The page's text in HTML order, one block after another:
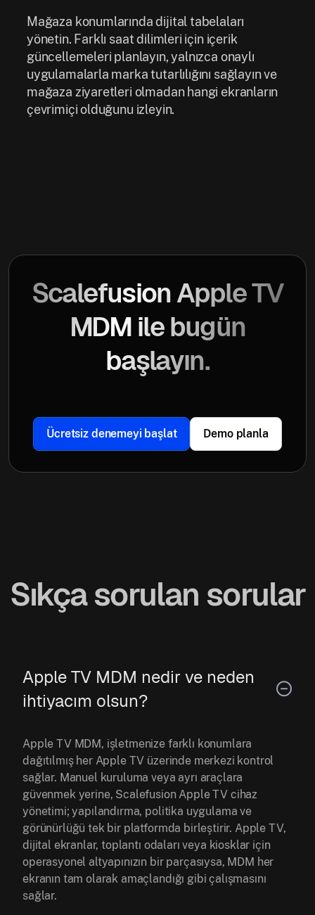
Mağaza konumlarında dijital tabelaları
yönetin. Farklı saat dilimleri için içerik
güncellemeleri planlayın, yalnızca onaylı
uygulamalarla marka tutarlılığını sağlayın ve
mağaza ziyaretleri olmadan hangi ekranların
çevrimiçi olduğunu izleyin.
Scalefusion Apple TV
MDM ile bugün
başlayın.
Ücretsiz denemeyi başlat Demo planla
Sıkça sorulan sorular
Apple TV MDM nedir ve neden
ihtiyacım olsun?
Apple TV MDM, işletmenize farklı konumlara
dağıtılmış her Apple TV üzerinde merkezi kontrol
sağlar. Manuel kuruluma veya ayrı araçlara
güvenmek yerine, Scalefusion Apple TV cihaz
yönetimi; yapılandırma, politika uygulama ve
görünürlüğü tek bir platformda birleştirir. Apple TV,
dijital ekranlar, toplantı odaları veya kiosklar için
operasyonel altyapınızın bir parçasıysa, MDM her
ekranın tam olarak amaçlandığı gibi çalışmasını
sağlar.